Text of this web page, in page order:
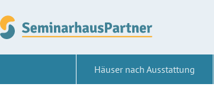
Inhalt
springen
Häuser nach Ausstattung